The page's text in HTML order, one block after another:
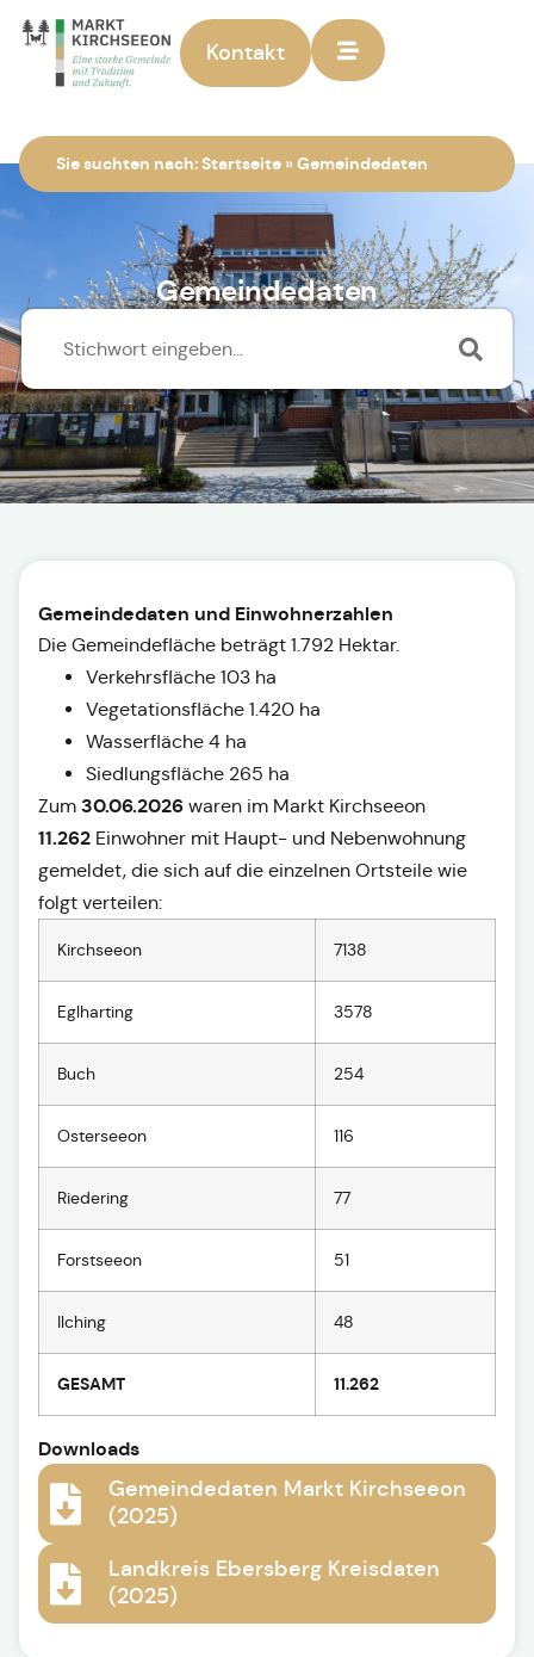
Kontakt
Sie suchten nach:Startseite »Gemeindedaten
Gemeindedaten
Gemeindedaten und Einwohnerzahlen
Die Gemeindefläche beträgt 1.792 Hektar.
Verkehrsfläche 103 ha
Vegetationsfläche 1.420 ha
Wasserfläche 4 ha
Siedlungsfläche 265 ha
Zum 30.06.2026 waren im Markt Kirchseeon
11.262 Einwohner mit Haupt- und Nebenwohnung
gemeldet, die sich auf die einzelnen Ortsteile wie
folgt verteilen:
Kirchseeon 7138
Eglharting 3578
Buch 254
Osterseeon 116
Riedering 77
Forstseeon 51
Ilching 48
GESAMT 11.262
Downloads
Gemeindedaten Markt Kirchseeon
(2025)
Landkreis Ebersberg Kreisdaten
(2025)